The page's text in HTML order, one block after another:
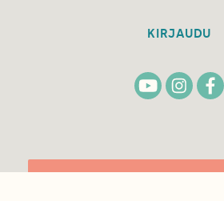
KIRJAUDU